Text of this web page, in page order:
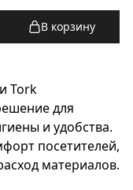
В корзину
Tork
для
и удобства.
посетителей,
материалов.